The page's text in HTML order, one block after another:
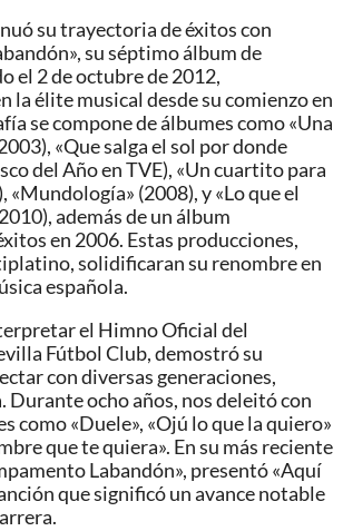
su trayectoria de éxitos con
su séptimo álbum de
el 2 de octubre de 2012,
la élite musical desde su comienzo en
se compone de álbumes como «Una
«Que salga el sol por donde
del Año en TVE), «Un cuartito para
«Mundología» (2008), y «Lo que el
además de un álbum
en 2006. Estas producciones,
solidificaran su renombre en
española.
el Himno Oficial del
Fútbol Club, demostró su
con diversas generaciones,
Durante ocho años, nos deleitó con
como «Duele», «Ojú lo que la quiero»
que te quiera». En su más reciente
Labandón», presentó «Aquí
que significó un avance notable